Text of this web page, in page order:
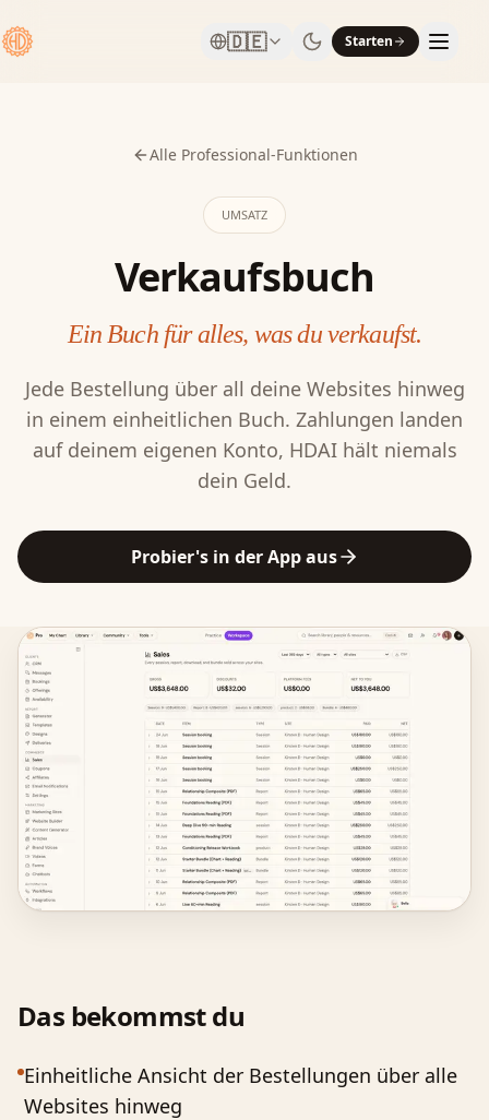
🇩🇪 Starten
Alle Professional-Funktionen
UMSATZ
Verkaufsbuch
Ein Buch für alles, was du verkaufst.
Jede Bestellung über all deine Websites hinweg
in einem einheitlichen Buch. Zahlungen landen
auf deinem eigenen Konto, HDAI hält niemals
dein Geld.
Probier's in der App aus
Das bekommst du
Einheitliche Ansicht der Bestellungen über alle
Websites hinweg